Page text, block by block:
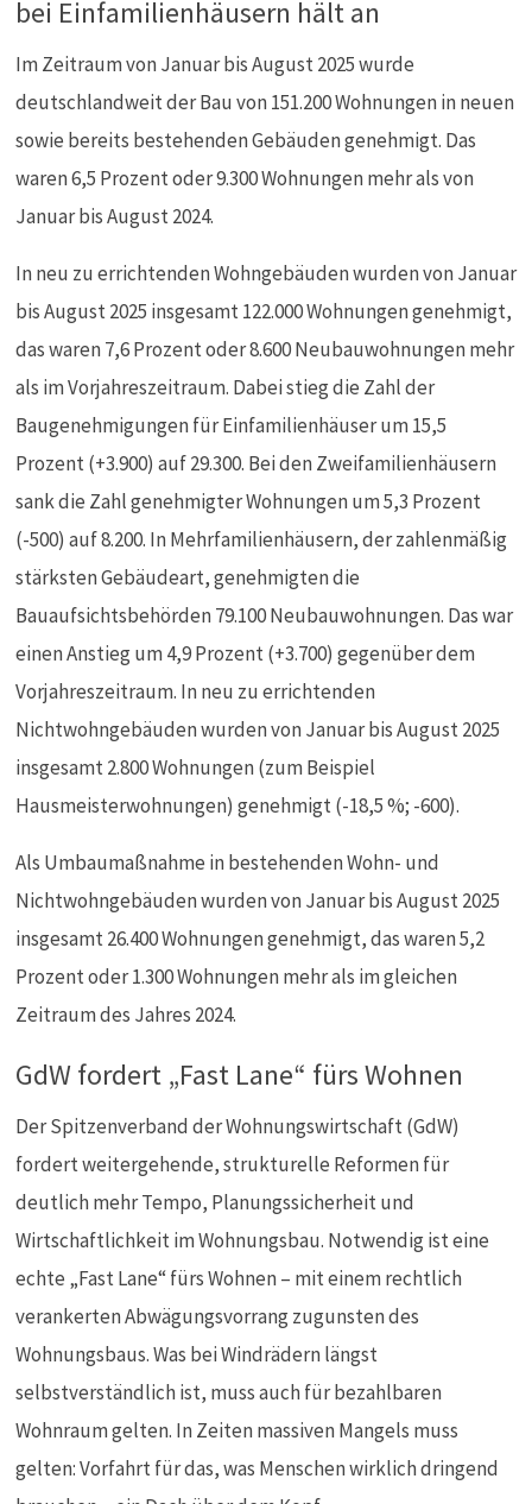
bei Einfamilienhäusern hält an
Im Zeitraum von Januar bis August 2025 wurde
deutschlandweit der Bau von 151.200 Wohnungen in neuen
sowie bereits bestehenden Gebäuden genehmigt. Das
waren 6,5 Prozent oder 9.300 Wohnungen mehr als von
Januar bis August 2024.
In neu zu errichtenden Wohngebäuden wurden von Januar
bis August 2025 insgesamt 122.000 Wohnungen genehmigt,
das waren 7,6 Prozent oder 8.600 Neubauwohnungen mehr
als im Vorjahreszeitraum. Dabei stieg die Zahl der
Baugenehmigungen für Einfamilienhäuser um 15,5
Prozent (+3.900) auf 29.300. Bei den Zweifamilienhäusern
sank die Zahl genehmigter Wohnungen um 5,3 Prozent
(-500) auf 8.200. In Mehrfamilienhäusern, der zahlenmäßig
stärksten Gebäudeart, genehmigten die
Bauaufsichtsbehörden 79.100 Neubauwohnungen. Das war
einen Anstieg um 4,9 Prozent (+3.700) gegenüber dem
Vorjahreszeitraum. In neu zu errichtenden
Nichtwohngebäuden wurden von Januar bis August 2025
insgesamt 2.800 Wohnungen (zum Beispiel
Hausmeisterwohnungen) genehmigt (-18,5 %; -600).
Als Umbaumaßnahme in bestehenden Wohn- und
Nichtwohngebäuden wurden von Januar bis August 2025
insgesamt 26.400 Wohnungen genehmigt, das waren 5,2
Prozent oder 1.300 Wohnungen mehr als im gleichen
Zeitraum des Jahres 2024.
GdW fordert „Fast Lane“ fürs Wohnen
Der Spitzenverband der Wohnungswirtschaft (GdW)
fordert weitergehende, strukturelle Reformen für
deutlich mehr Tempo, Planungssicherheit und
Wirtschaftlichkeit im Wohnungsbau. Notwendig ist eine
echte „Fast Lane“ fürs Wohnen – mit einem rechtlich
verankerten Abwägungsvorrang zugunsten des
Wohnungsbaus. Was bei Windrädern längst
selbstverständlich ist, muss auch für bezahlbaren
Wohnraum gelten. In Zeiten massiven Mangels muss
gelten: Vorfahrt für das, was Menschen wirklich dringend